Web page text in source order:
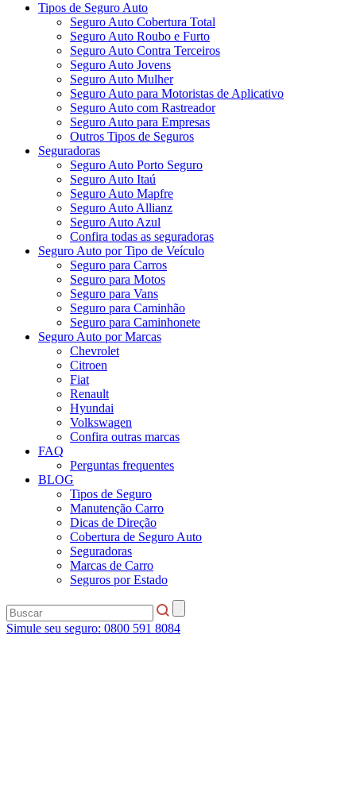
Tipos de Seguro Auto
Seguro Auto Cobertura Total
Seguro Auto Roubo e Furto
Seguro Auto Contra Terceiros
Seguro Auto Jovens
Seguro Auto Mulher
Seguro Auto para Motoristas de Aplicativo
Seguro Auto com Rastreador
Seguro Auto para Empresas
Outros Tipos de Seguros
Seguradoras
Seguro Auto Porto Seguro
Seguro Auto Itaú
Seguro Auto Mapfre
Seguro Auto Allianz
Seguro Auto Azul
Confira todas as seguradoras
Seguro Auto por Tipo de Veículo
Seguro para Carros
Seguro para Motos
Seguro para Vans
Seguro para Caminhão
Seguro para Caminhonete
Seguro Auto por Marcas
Chevrolet
Citroen
Fiat
Renault
Hyundai
Volkswagen
Confira outras marcas
FAQ
Perguntas frequentes
BLOG
Tipos de Seguro
Manutenção Carro
Dicas de Direção
Cobertura de Seguro Auto
Seguradoras
Marcas de Carro
Seguros por Estado
Simule seu seguro: 0800 591 8084